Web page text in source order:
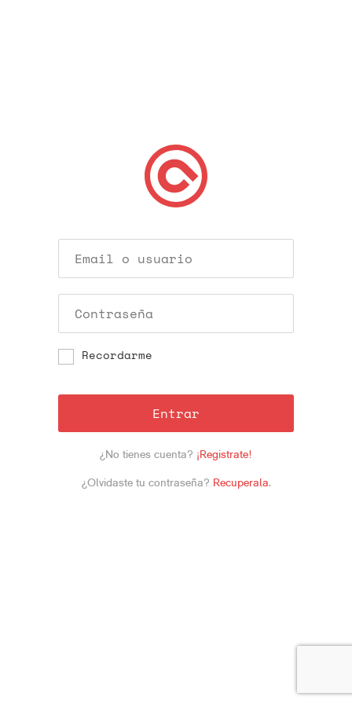
Recordarme
Entrar
¿No tienes cuenta? ¡Registrate!
¿Olvidaste tu contraseña? Recuperala.